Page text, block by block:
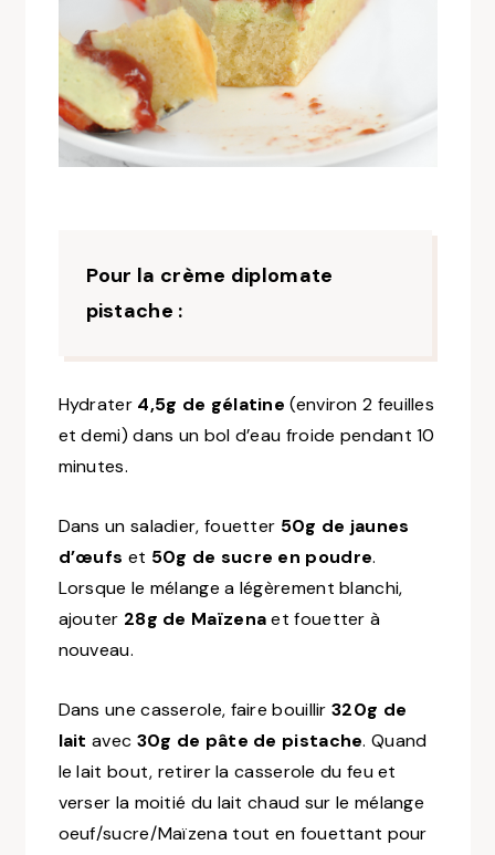
Pour la crème diplomate
pistache :
Hydrater 4,5g de gélatine(environ 2 feuilles
et demi) dans un bol d’eau froide pendant 10
minutes.
Dans un saladier, fouetter 50g de jaunes
d’œufs et 50g de sucre en poudre.
Lorsque le mélange a légèrement blanchi,
ajouter 28g de Maïzenaet fouetter à
nouveau.
Dans une casserole, faire bouillir 320g de
lait avec 30g de pâte de pistache. Quand
le lait bout, retirer la casserole du feu et
verser la moitié du lait chaud sur le mélange
oeuf/sucre/Maïzena tout en fouettant pour